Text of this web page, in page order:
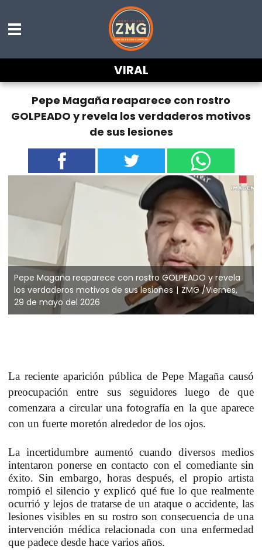
VIRAL
Pepe Magaña reaparece con rostro
GOLPEADO y revela los verdaderos motivos
de sus lesiones
Pepe Magaña reaparece con rostro GOLPEADO y revela
los verdaderos motivos de sus lesiones
ZMG /Viernes,
29 de mayo del 2026
La reciente aparición pública de Pepe Magaña causó
preocupación entre sus seguidores luego de que
comenzara a circular una fotografía en la que aparece
con un fuerte moretón alrededor de los ojos.
La incertidumbre aumentó cuando diversos medios
intentaron ponerse en contacto con el comediante sin
éxito. Sin embargo, horas después,el propio artista
rompió el silencio y explicó qué fue lo que realmente
ocurrió y lejos de tratarse de un ataque o accidente, las
lesiones visibles en su rostro son consecuencia de una
intervención médica relacionada con una enfermedad
que padece desde hace varios años.